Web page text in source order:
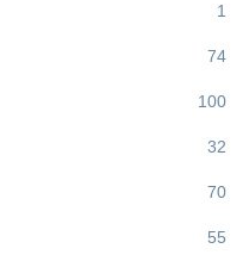
1
74
100
32
70
55